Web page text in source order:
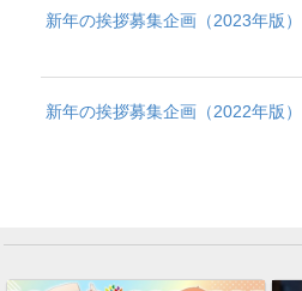
新年の挨拶募集企画（2023年版）
新年の挨拶募集企画（2022年版）